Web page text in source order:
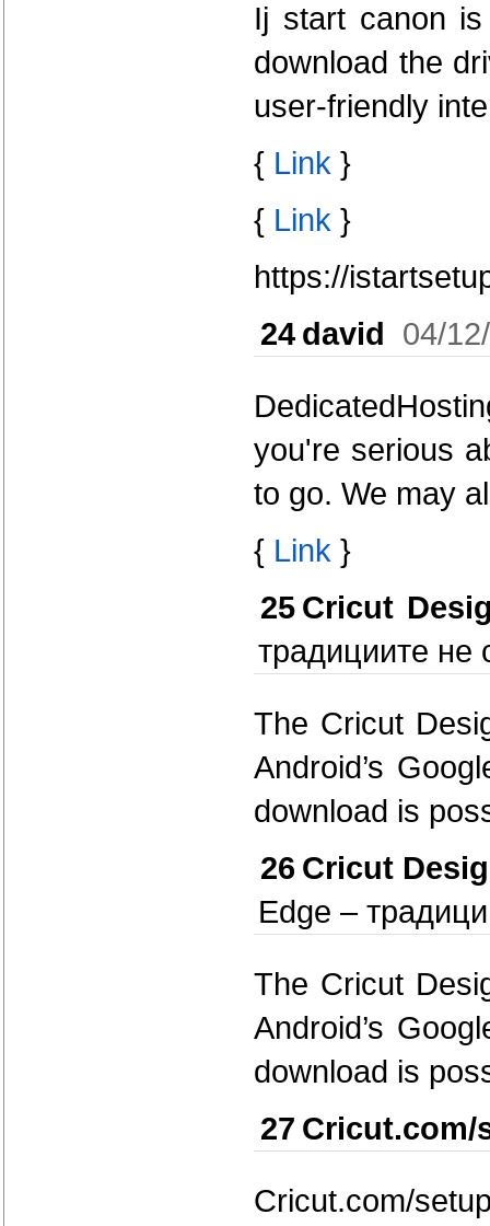
Ij start canon
download the
user-friendly
{ Link }
{ Link }
https://
24 david 04/
you're serious
to go. We may
{ Link }
25 Cricut
традициите не
The Cricut
Android’s
download is
26 Cricut
Edge –
The Cricut
Android’s
download is
27 Cricut.com/
Cricut.com/